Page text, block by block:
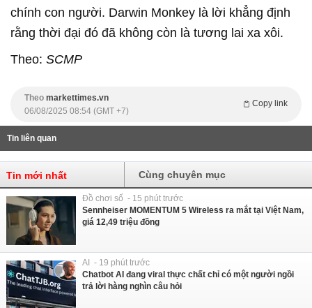
chính con người. Darwin Monkey là lời khẳng định
rằng thời đại đó đã không còn là tương lai xa xôi.
Theo: SCMP
Theo markettimes.vn
Copy link
06/08/2025 08:54 (GMT +7)
Tin liên quan
Tin mới nhất Cùng chuyên mục
Đồ chơi số - 15 phút trước
Sennheiser MOMENTUM 5 Wireless ra mắt tại Việt Nam,
giá 12,49 triệu đồng
AI - 19 phút trước
Chatbot AI đang viral thực chất chỉ có một người ngồi
trả lời hàng nghìn câu hỏi